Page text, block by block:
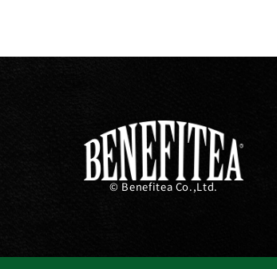
© Benefitea Co.,Ltd.